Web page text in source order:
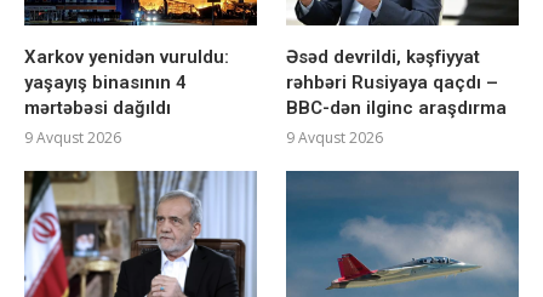
Xarkov yenidən vuruldu:
yaşayış binasının 4
mərtəbəsi dağıldı
9 Avqust 2026
Əsəd devrildi, kəşfiyyat
rəhbəri Rusiyaya qaçdı –
BBC-dən ilginc araşdırma
9 Avqust 2026